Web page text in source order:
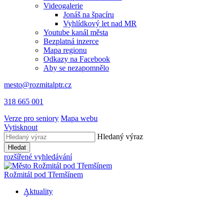
Videogalerie
Jonáš na špacíru
Vyhlídkový let nad MR
Youtube kanál města
Bezplatná inzerce
Mapa regionu
Odkazy na Facebook
Aby se nezapomnělo
mesto@rozmitalptr.cz
318 665 001
Verze pro seniory Mapa webu
Vytisknout
Hledaný výraz
Hledat
rozšířené vyhledávání
Rožmitál pod Třemšínem
Aktuality